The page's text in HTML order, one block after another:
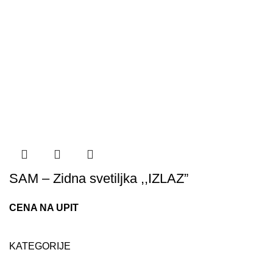
KATEGORIJE
SAM – Zidna svetiljka ,,IZLAZ”
CENA NA UPIT